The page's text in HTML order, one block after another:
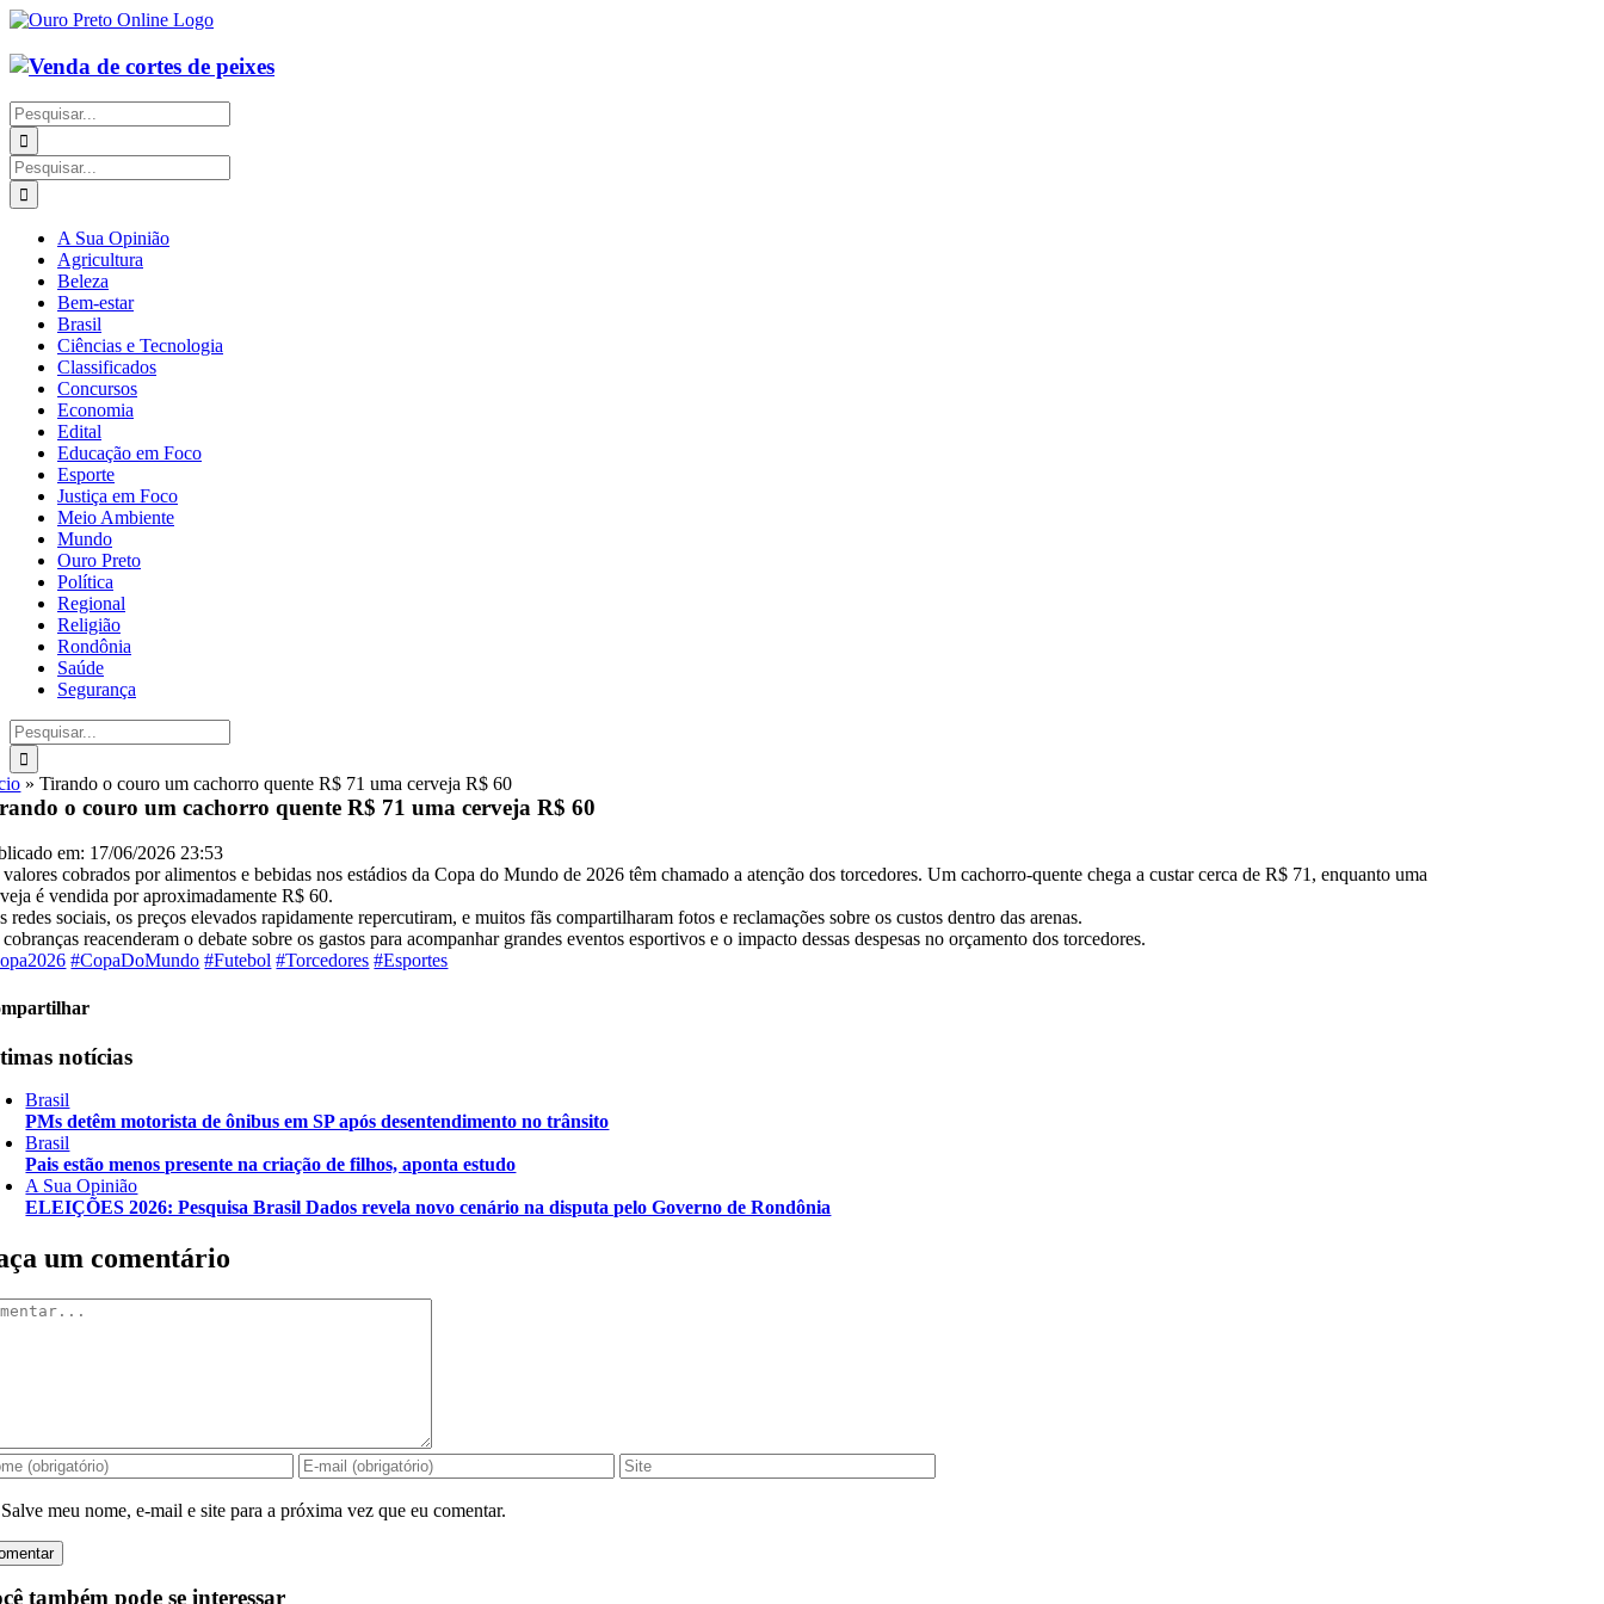
Ir
o
conteúdo
Buscar
resultados
para:
Buscar
resultados
para:
A Sua Opinião
Agricultura
Beleza
Bem-estar
Brasil
Ciências e Tecnologia
Classificados
Concursos
Economia
Edital
Educação em Foco
Esporte
Justiça em Foco
Meio Ambiente
Mundo
Ouro Preto
Política
Regional
Religião
Rondônia
Saúde
Segurança
Buscar
resultados
para:
»Tirando o couro um cachorro quente R$ 71 uma cerveja R$ 60
o couro um cachorro quente R$ 71 uma cerveja R$ 60
em: 17/06/2026 23:53
valores cobrados por alimentos e bebidas nos estádios da Copa do Mundo de 2026 têm chamado a atenção dos torcedores. Um cachorro-quente chega a custar cerca de R$ 71, enquanto uma
é vendida por aproximadamente R$ 60.
redes sociais, os preços elevados rapidamente repercutiram, e muitos fãs compartilharam fotos e reclamações sobre os custos dentro das arenas.
reacenderam o debate sobre os gastos para acompanhar grandes eventos esportivos e o impacto dessas despesas no orçamento dos torcedores.
#CopaDoMundo #Futebol #Torcedores #Esportes
notícias
Brasil
PMs detêm motorista de ônibus em SP após desentendimento no trânsito
Brasil
Pais estão menos presente na criação de filhos, aponta estudo
A Sua Opinião
ELEIÇÕES 2026: Pesquisa Brasil Dados revela novo cenário na disputa pelo Governo de Rondônia
um comentário
Salve meu nome, e-mail e site para a próxima vez que eu comentar.
também pode se interessar